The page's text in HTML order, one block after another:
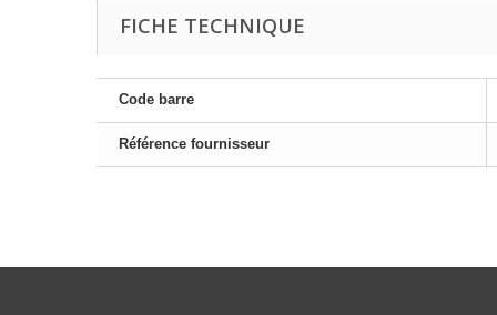
FICHE TECHNIQUE
Code barre
Référence fournisseur